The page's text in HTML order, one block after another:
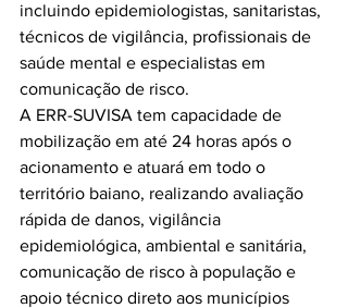
incluindo epidemiologistas, sanitaristas,
técnicos de vigilância, profissionais de
saúde mental e especialistas em
comunicação de risco.
A ERR-SUVISA tem capacidade de
mobilização em até 24 horas após o
acionamento e atuará em todo o
território baiano, realizando avaliação
rápida de danos, vigilância
epidemiológica, ambiental e sanitária,
comunicação de risco à população e
apoio técnico direto aos municípios